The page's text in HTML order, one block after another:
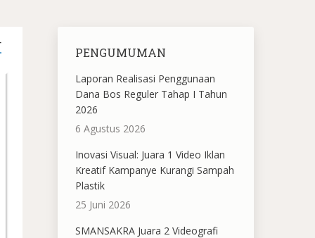
PENGUMUMAN
Laporan Realisasi Penggunaan
Dana Bos Reguler Tahap I Tahun
2026
6 Agustus 2026
Inovasi Visual: Juara 1 Video Iklan
Kreatif Kampanye Kurangi Sampah
Plastik
25 Juni 2026
SMANSAKRA Juara 2 Videografi